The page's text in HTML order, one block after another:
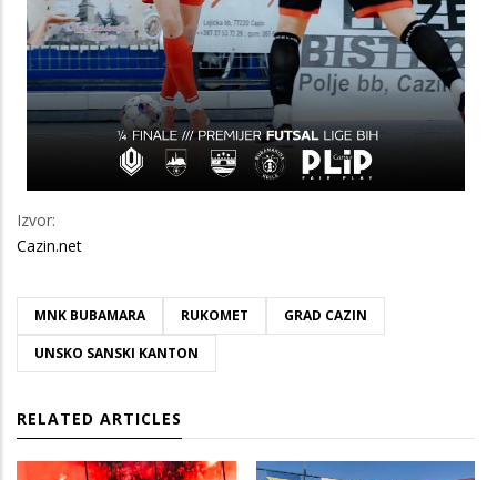
Izvor:
Cazin.net
MNK BUBAMARA RUKOMET
GRAD CAZIN
UNSKO SANSKI KANTON
RELATED ARTICLES